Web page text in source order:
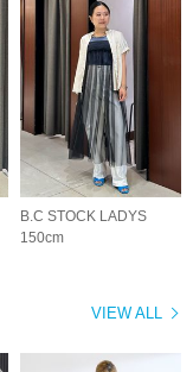
B.C STOCK LADYS
150cm
VIEW ALL